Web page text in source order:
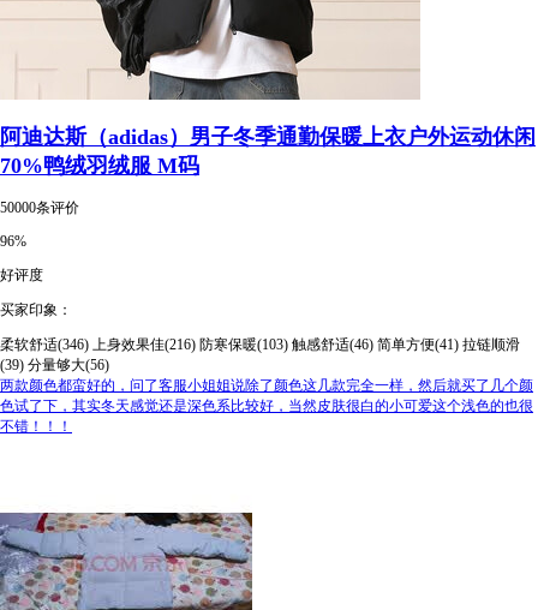
阿迪达斯（adidas）男子冬季通勤保暖上衣户外运动休闲
70%鸭绒羽绒服 M码
50000条评价
96%
好评度
买家印象：
柔软舒适(346) 上身效果佳(216) 防寒保暖(103) 触感舒适(46) 简单方便(41) 拉链顺滑
(39) 分量够大(56)
两款颜色都蛮好的，问了客服小姐姐说除了颜色这几款完全一样，然后就买了几个颜
色试了下，其实冬天感觉还是深色系比较好，当然皮肤很白的小可爱这个浅色的也很
不错！！！